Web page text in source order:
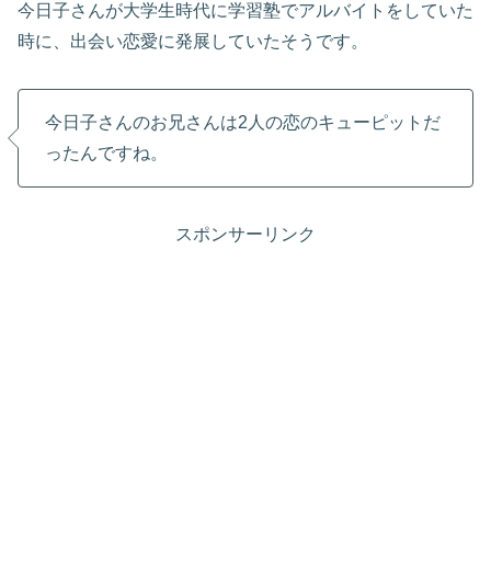
今日子さんが大学生時代に学習塾でアルバイトをしていた
時に、出会い恋愛に発展していたそうです。
今日子さんのお兄さんは2人の恋のキューピットだ
ったんですね。
スポンサーリンク